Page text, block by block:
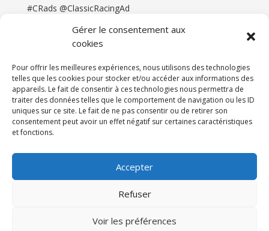
Gérer le consentement aux
cookies
Pour offrir les meilleures expériences, nous utilisons des technologies
telles que les cookies pour stocker et/ou accéder aux informations des
appareils. Le fait de consentir à ces technologies nous permettra de
traiter des données telles que le comportement de navigation ou les ID
uniques sur ce site. Le fait de ne pas consentir ou de retirer son
consentement peut avoir un effet négatif sur certaines caractéristiques
et fonctions.
Accepter
Refuser
Voir les préférences
#CRads @ClassicRacingAd
Newsletter & Presse
Partenaires
Tarifs
Espace Client
121DigitalGroup |